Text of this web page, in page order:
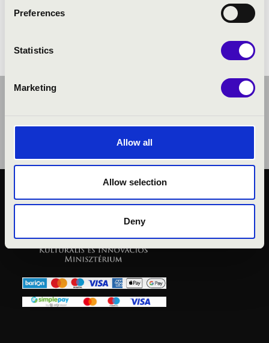
Preferences
Statistics
Marketing
Allow all
Allow selection
Deny
NÉPZENE SZÁRNYÁN A BALKÁNTÓL
KÖZÉRDEKŰ ADATOK
ADATVÉDELMI